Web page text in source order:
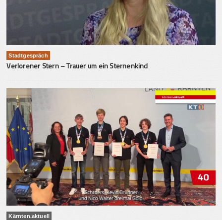
Stadtgespräch
Verlorener Stern – Trauer um ein Sternenkind
Kärnten.aktuell